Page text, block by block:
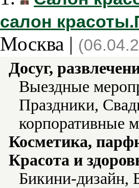
салон
Москва |
Досуг,
Выездные
Праздники,
корпоративные
Косметика,
Красота и
Бикини-дизайн,